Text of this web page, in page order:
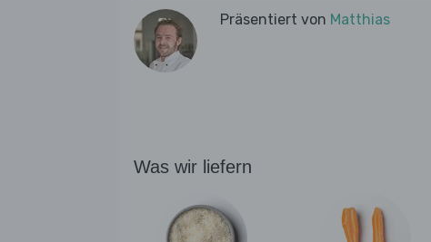
Präsentiert von Matthias
Was wir liefern